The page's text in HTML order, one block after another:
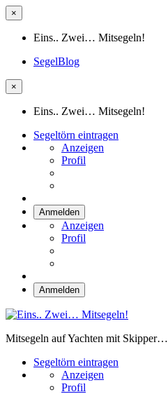
×
Eins.. Zwei… Mitsegeln!
SegelBlog
×
Eins.. Zwei… Mitsegeln!
Segeltörn eintragen
Anzeigen
Profil
Anmelden
Anzeigen
Profil
Anmelden
Mitsegeln auf Yachten mit Skipper…
Segeltörn eintragen
Anzeigen
Profil